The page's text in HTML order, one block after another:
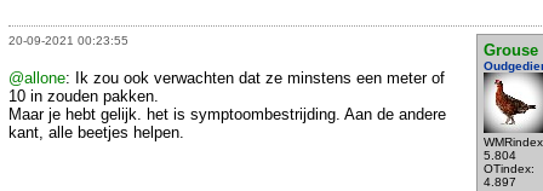
20-09-2021 00:23:55
Grouse
5.804
OTindex:
4.897
@allone: Ik zou ook verwachten dat ze minstens een meter of
10 in zouden pakken.
Maar je hebt gelijk. het is symptoombestrijding. Aan de andere
kant, alle beetjes helpen.